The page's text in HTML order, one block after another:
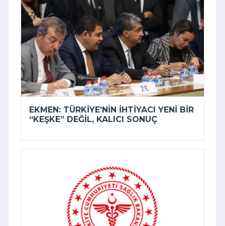
EKMEN: TÜRKIYE’NIN IHTIYACI YENI BIR
“KEŞKE” DEĞIL, KALICI SONUÇ